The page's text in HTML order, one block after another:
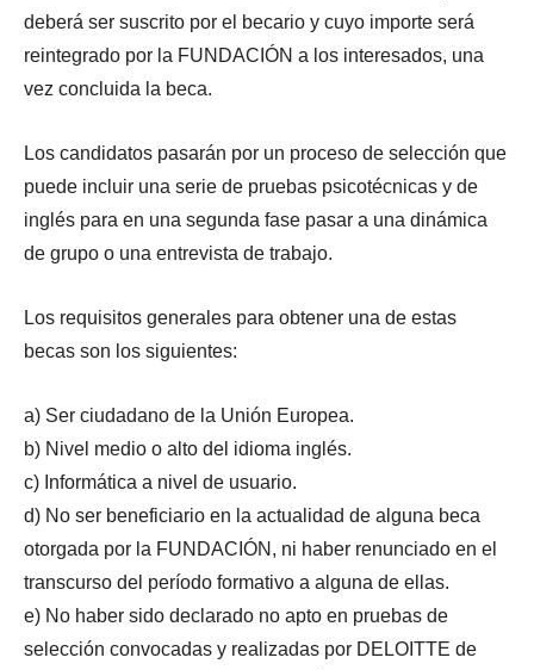
deberá ser suscrito por el becario y cuyo importe será
reintegrado por la FUNDACIÓN a los interesados, una
vez concluida la beca.
Los candidatos pasarán por un proceso de selección que
puede incluir una serie de pruebas psicotécnicas y de
inglés para en una segunda fase pasar a una dinámica
de grupo o una entrevista de trabajo.
Los requisitos generales para obtener una de estas
becas son los siguientes:
a) Ser ciudadano de la Unión Europea.
b) Nivel medio o alto del idioma inglés.
c) Informática a nivel de usuario.
d) No ser beneficiario en la actualidad de alguna beca
otorgada por la FUNDACIÓN, ni haber renunciado en el
transcurso del período formativo a alguna de ellas.
e) No haber sido declarado no apto en pruebas de
selección convocadas y realizadas por DELOITTE de